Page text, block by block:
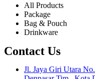
All Products
Package
Bag & Pouch
Drinkware
Contact Us
Jl. Jaya Giri Utara